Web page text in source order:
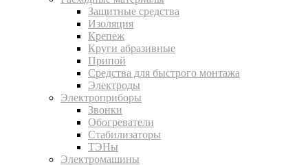
Защитные средства
Изоляция
Крепеж
Круги абразивные
Припой
Средства для быстрого монтажа
Электроды
Электроприборы
Звонки
Обогреватели
Стабилизаторы
ТЭНы
Электромашины